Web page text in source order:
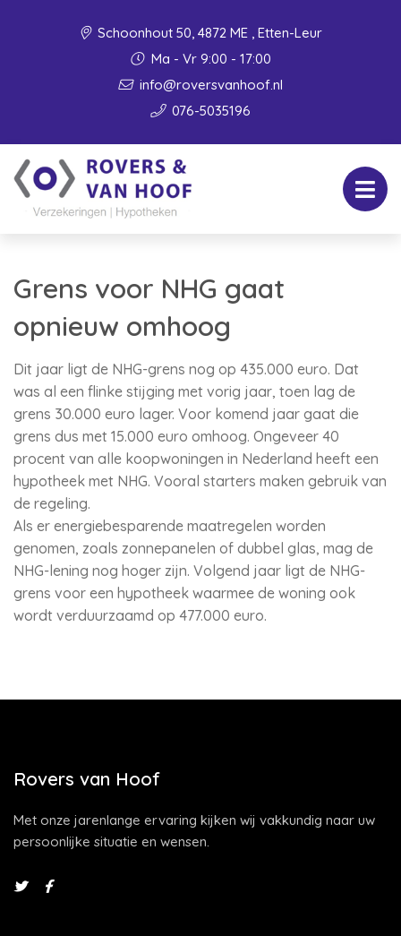
Schoonhout 50, 4872 ME , Etten-Leur
Ma - Vr 9:00 - 17:00
info@roversvanhoof.nl
076-5035196
Grens voor NHG gaat
opnieuw omhoog
Dit jaar ligt de NHG-grens nog op 435.000 euro. Dat
was al een flinke stijging met vorig jaar, toen lag de
grens 30.000 euro lager. Voor komend jaar gaat die
grens dus met 15.000 euro omhoog. Ongeveer 40
procent van alle koopwoningen in Nederland heeft een
hypotheek met NHG. Vooral starters maken gebruik van
de regeling.
Als er energiebesparende maatregelen worden
genomen, zoals zonnepanelen of dubbel glas, mag de
NHG-lening nog hoger zijn. Volgend jaar ligt de NHG-
grens voor een hypotheek waarmee de woning ook
wordt verduurzaamd op 477.000 euro.
Rovers van Hoof
Met onze jarenlange ervaring kijken wij vakkundig naar uw
persoonlijke situatie en wensen.